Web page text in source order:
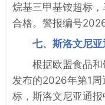
烷基三甲基铵超标
合格。警报编号
七、斯洛文尼
根据欧盟食品和
发布的2026年第1周
标，斯洛文尼亚通